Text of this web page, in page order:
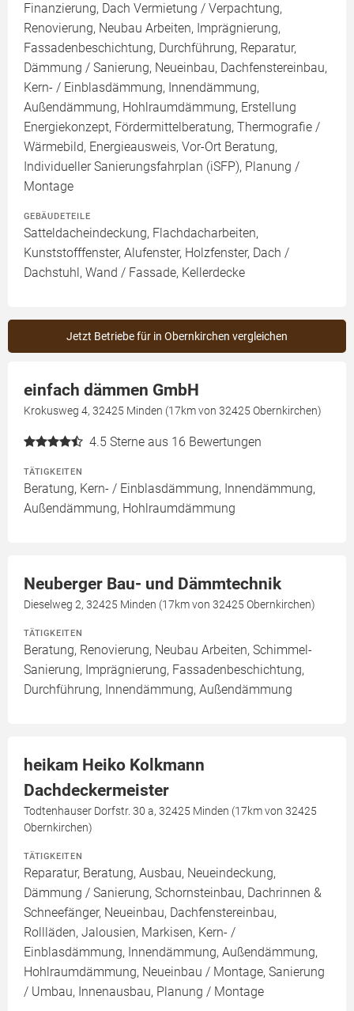
Finanzierung, Dach Vermietung / Verpachtung,
Renovierung, Neubau Arbeiten, Imprägnierung,
Fassadenbeschichtung, Durchführung, Reparatur,
Dämmung / Sanierung, Neueinbau, Dachfenstereinbau,
Kern- / Einblasdämmung, Innendämmung,
Außendämmung, Hohlraumdämmung, Erstellung
Energiekonzept, Fördermittelberatung, Thermografie /
Wärmebild, Energieausweis, Vor-Ort Beratung,
Individueller Sanierungsfahrplan (iSFP), Planung /
Montage
GEBÄUDETEILE
Satteldacheindeckung, Flachdacharbeiten,
Kunststofffenster, Alufenster, Holzfenster, Dach /
Dachstuhl, Wand / Fassade, Kellerdecke
Jetzt Betriebe für in Obernkirchen vergleichen
einfach dämmen GmbH
Krokusweg 4, 32425 Minden (17km von 32425 Obernkirchen)
4.5 Sterne aus 16 Bewertungen
TÄTIGKEITEN
Beratung, Kern- / Einblasdämmung, Innendämmung,
Außendämmung, Hohlraumdämmung
Neuberger Bau- und Dämmtechnik
Dieselweg 2, 32425 Minden (17km von 32425 Obernkirchen)
TÄTIGKEITEN
Beratung, Renovierung, Neubau Arbeiten, Schimmel-
Sanierung, Imprägnierung, Fassadenbeschichtung,
Durchführung, Innendämmung, Außendämmung
heikam Heiko Kolkmann
Dachdeckermeister
Todtenhauser Dorfstr. 30 a, 32425 Minden (17km von 32425
Obernkirchen)
TÄTIGKEITEN
Reparatur, Beratung, Ausbau, Neueindeckung,
Dämmung / Sanierung, Schornsteinbau, Dachrinnen &
Schneefänger, Neueinbau, Dachfenstereinbau,
Rollläden, Jalousien, Markisen, Kern- /
Einblasdämmung, Innendämmung, Außendämmung,
Hohlraumdämmung, Neueinbau / Montage, Sanierung
/ Umbau, Innenausbau, Planung / Montage